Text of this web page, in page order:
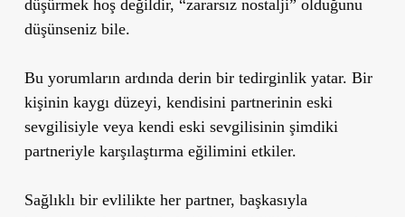
düşürmek hoş değildir, “zararsız nostalji” olduğunu
düşünseniz bile.
Bu yorumların ardında derin bir tedirginlik yatar. Bir
kişinin kaygı düzeyi, kendisini partnerinin eski
sevgilisiyle veya kendi eski sevgilisinin şimdiki
partneriyle karşılaştırma eğilimini etkiler.
Sağlıklı bir evlilikte her partner, başkasıyla